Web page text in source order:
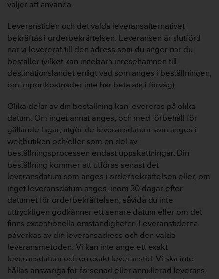
väljer att använda.
Leveranstiden och det valda leveransalternativet
bekräftas i orderbekräftelsen. Leveransen är slutförd
när vi levererat till den adress som du anger när du
beställer (vilket kan innebära inresehamnen till
destinationslandet enligt vad som anges i beställningen,
om importkostnader inte har betalats i förväg).
Olika delar av din beställning kan levereras på olika
datum. Om inget annat anges, och med förbehåll för
gällande lagar, utgör de leveransdatum som anges i
webbutiken och/eller som en del av
beställningsprocessen endast uppskattningar. Din
beställning kommer att utföras senast det
leveransdatum som anges i orderbekräftelsen eller, om
inget leveransdatum anges, inom 30 dagar efter
datumet för orderbekräftelsen, såvida du inte
uttryckligen godkänner ett senare datum eller om det
finns exceptionella omständigheter. Leveranstiderna
påverkas av din leveransadress och den valda
leveransmetoden. Vi kan inte ange ett exakt
leveransdatum och en exakt leveranstid. Vi ska inte
hållas ansvariga för försenad eller annullerad leverans,